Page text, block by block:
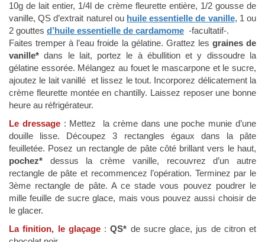
10g de lait entier, 1/4l de crème fleurette entière, 1/2 gousse de
vanille, QS d’extrait naturel ou huile essentielle de vanille, 1 ou
2 gouttes d’huile essentielle de cardamome -facultatif-.
Faites tremper à l’eau froide la gélatine. Grattez les graines de
vanille*dans le lait, portez le à ébullition et y dissoudre la
gélatine essorée. Mélangez au fouet le mascarpone et le sucre,
ajoutez le lait vanillé et lissez le tout. Incorporez délicatement la
crème fleurette montée en chantilly. Laissez reposer une bonne
heure au réfrigérateur.
Le dressage: Mettez la crème dans une poche munie d’une
douille lisse. Découpez 3 rectangles égaux dans la pâte
feuilletée. Posez un rectangle de pâte côté brillant vers le haut,
pochez* dessus la crème vanille, recouvrez d’un autre
rectangle de pâte et recommencez l’opération. Terminez par le
3ème rectangle de pâte. A ce stade vous pouvez poudrer le
mille feuille de sucre glace, mais vous pouvez aussi choisir de
le glacer.
La finition, le glaçage:QS* de sucre glace, jus de citron et